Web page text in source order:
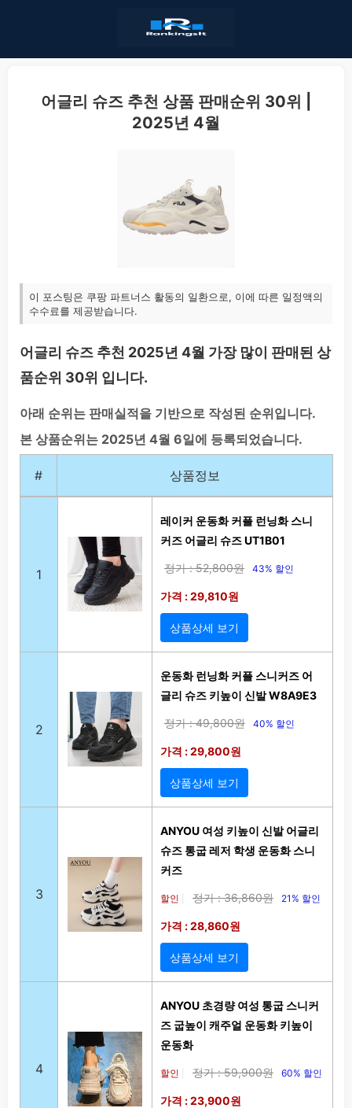
어글리 슈즈 추천 상품 판매순위 30위 |
2025년 4월
이 포스팅은 쿠팡 파트너스 활동의 일환으로, 이에 따른 일정액의
수수료를 제공받습니다.
어글리 슈즈 추천 2025년 4월 가장 많이 판매된 상
품순위 30위 입니다.
아래 순위는 판매실적을 기반으로 작성된 순위입니다.
본 상품순위는 2025년 4월 6일에 등록되었습니다.
# 상품정보
1
레이커 운동화 커플 런닝화 스니
커즈 어글리 슈즈 UT1B01
정가 : 52,800원 43% 할인
가격 : 29,810원
상품상세 보기
2
운동화 런닝화 커플 스니커즈 어
글리 슈즈 키높이 신발 W8A9E3
정가 : 49,800원 40% 할인
가격 : 29,800원
상품상세 보기
3
ANYOU 여성 키높이 신발 어글리
슈즈 통굽 레저 학생 운동화 스니
커즈
할인 정가 : 36,860원 21% 할인
가격 : 28,860원
상품상세 보기
4
ANYOU 초경량 여성 통굽 스니커
즈 굽높이 캐주얼 운동화 키높이
운동화
할인 정가 : 59,900원 60% 할인
가격 : 23,900원